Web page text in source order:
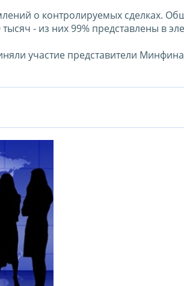
о контролируемых сделках.
- из них 99% представлены в
участие представители